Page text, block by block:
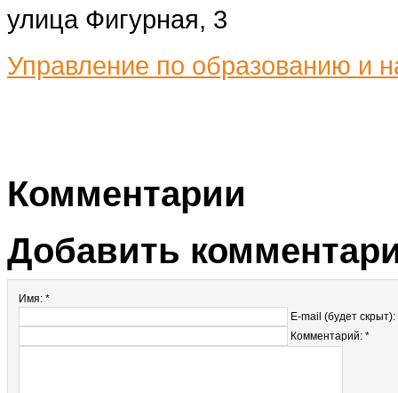
улица Фигурная, 3
Управление по образованию и
Комментарии
Добавить
Имя: *
E-mail (будет скрыт):
Комментарий: *